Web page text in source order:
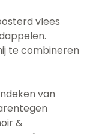
vlees
te combineren
van
&